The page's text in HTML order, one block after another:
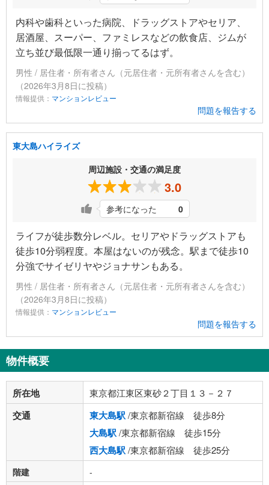
内科や歯科といった病院、ドラッグストアやセリア、
居酒屋、スーパー、ファミレスなどの飲食店、ジムが
立ち並び最低限一通り揃ってるはず。
男性 / 居住者・所有者さん（元居住者・元所有者さんを含む）
（2026年3月8日に投稿）
情報提供： マンションレビュー
問題を報告する
東大島ハイライズ
周辺施設・交通の満足度
3.0
参考になった 0
ライフが徒歩数分レベル。セリアやドラッグストアも
徒歩10分弱程度。本屋はないのが残念。駅まで徒歩10
分強でサイゼリヤやジョナサンもある。
男性 / 居住者・所有者さん（元居住者・元所有者さんを含む）
（2026年3月8日に投稿）
情報提供： マンションレビュー
問題を報告する
物件概要
所在地 東京都江東区東砂２丁目１３－２７
交通 東大島駅/東京都新宿線 徒歩8分
大島駅/東京都新宿線 徒歩15分
西大島駅/東京都新宿線 徒歩25分
階建
-